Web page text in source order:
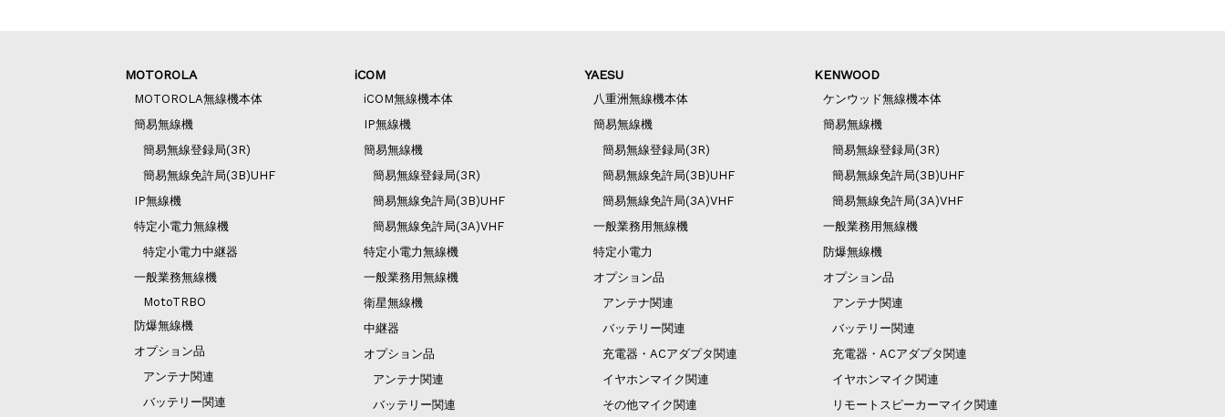
MOTOROLA
MOTOROLA無線機本体
簡易無線機
簡易無線登録局(3R)
簡易無線免許局(3B)UHF
IP無線機
特定小電力無線機
特定小電力中継器
一般業務無線機
MotoTRBO
防爆無線機
オプション品
アンテナ関連
バッテリー関連
iCOM
iCOM無線機本体
IP無線機
簡易無線機
簡易無線登録局(3R)
簡易無線免許局(3B)UHF
簡易無線免許局(3A)VHF
特定小電力無線機
一般業務用無線機
衛星無線機
中継器
オプション品
アンテナ関連
バッテリー関連
YAESU
八重洲無線機本体
簡易無線機
簡易無線登録局(3R)
簡易無線免許局(3B)UHF
簡易無線免許局(3A)VHF
一般業務用無線機
特定小電力
オプション品
アンテナ関連
バッテリー関連
充電器・ACアダプタ関連
イヤホンマイク関連
その他マイク関連
KENWOOD
ケンウッド無線機本体
簡易無線機
簡易無線登録局(3R)
簡易無線免許局(3B)UHF
簡易無線免許局(3A)VHF
一般業務用無線機
防爆無線機
オプション品
アンテナ関連
バッテリー関連
充電器・ACアダプタ関連
イヤホンマイク関連
リモートスピーカーマイク関連